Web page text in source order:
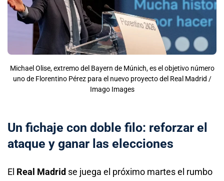
Michael Olise, extremo del Bayern de Múnich, es el objetivo número
uno de Florentino Pérez para el nuevo proyecto del Real Madrid /
Imago Images
Un fichaje con doble filo: reforzar el
ataque y ganar las elecciones
El Real Madrid se juega el próximo martes el rumbo